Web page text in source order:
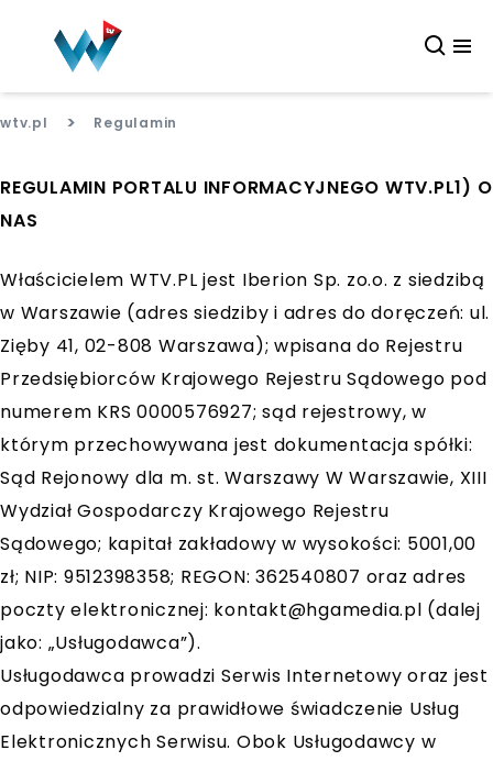
wtv.pl > Regulamin
REGULAMIN PORTALU INFORMACYJNEGO WTV.PL1) O
NAS
Właścicielem WTV.PL jest Iberion Sp. zo.o. z siedzibą
w Warszawie (adres siedziby i adres do doręczeń: ul.
Zięby 41, 02-808 Warszawa); wpisana do Rejestru
Przedsiębiorców Krajowego Rejestru Sądowego pod
numerem KRS 0000576927; sąd rejestrowy, w
którym przechowywana jest dokumentacja spółki:
Sąd Rejonowy dla m. st. Warszawy W Warszawie, XIII
Wydział Gospodarczy Krajowego Rejestru
Sądowego; kapitał zakładowy w wysokości: 5001,00
zł; NIP: 9512398358; REGON: 362540807 oraz adres
poczty elektronicznej: kontakt@hgamedia.pl (dalej
jako: „Usługodawca”).
Usługodawca prowadzi Serwis Internetowy oraz jest
odpowiedzialny za prawidłowe świadczenie Usług
Elektronicznych Serwisu. Obok Usługodawcy w